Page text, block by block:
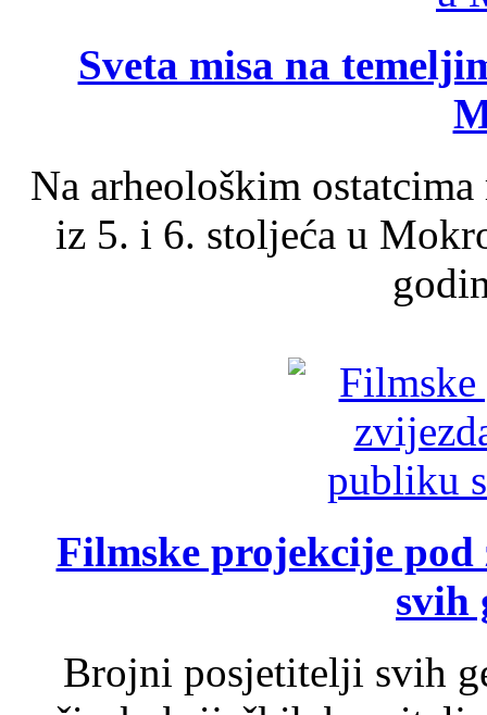
Sveta misa na
Na arheološkim
iz 5. i 6. stoljeća u
Filmske projekcije
svih
Brojni posjetitelji svih